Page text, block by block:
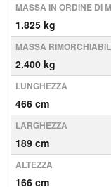
MASSA IN ORDINE DI
1.825 kg
MASSA
2.400 kg
LUNGHEZZA
466 cm
LARGHEZZA
189 cm
ALTEZZA
166 cm